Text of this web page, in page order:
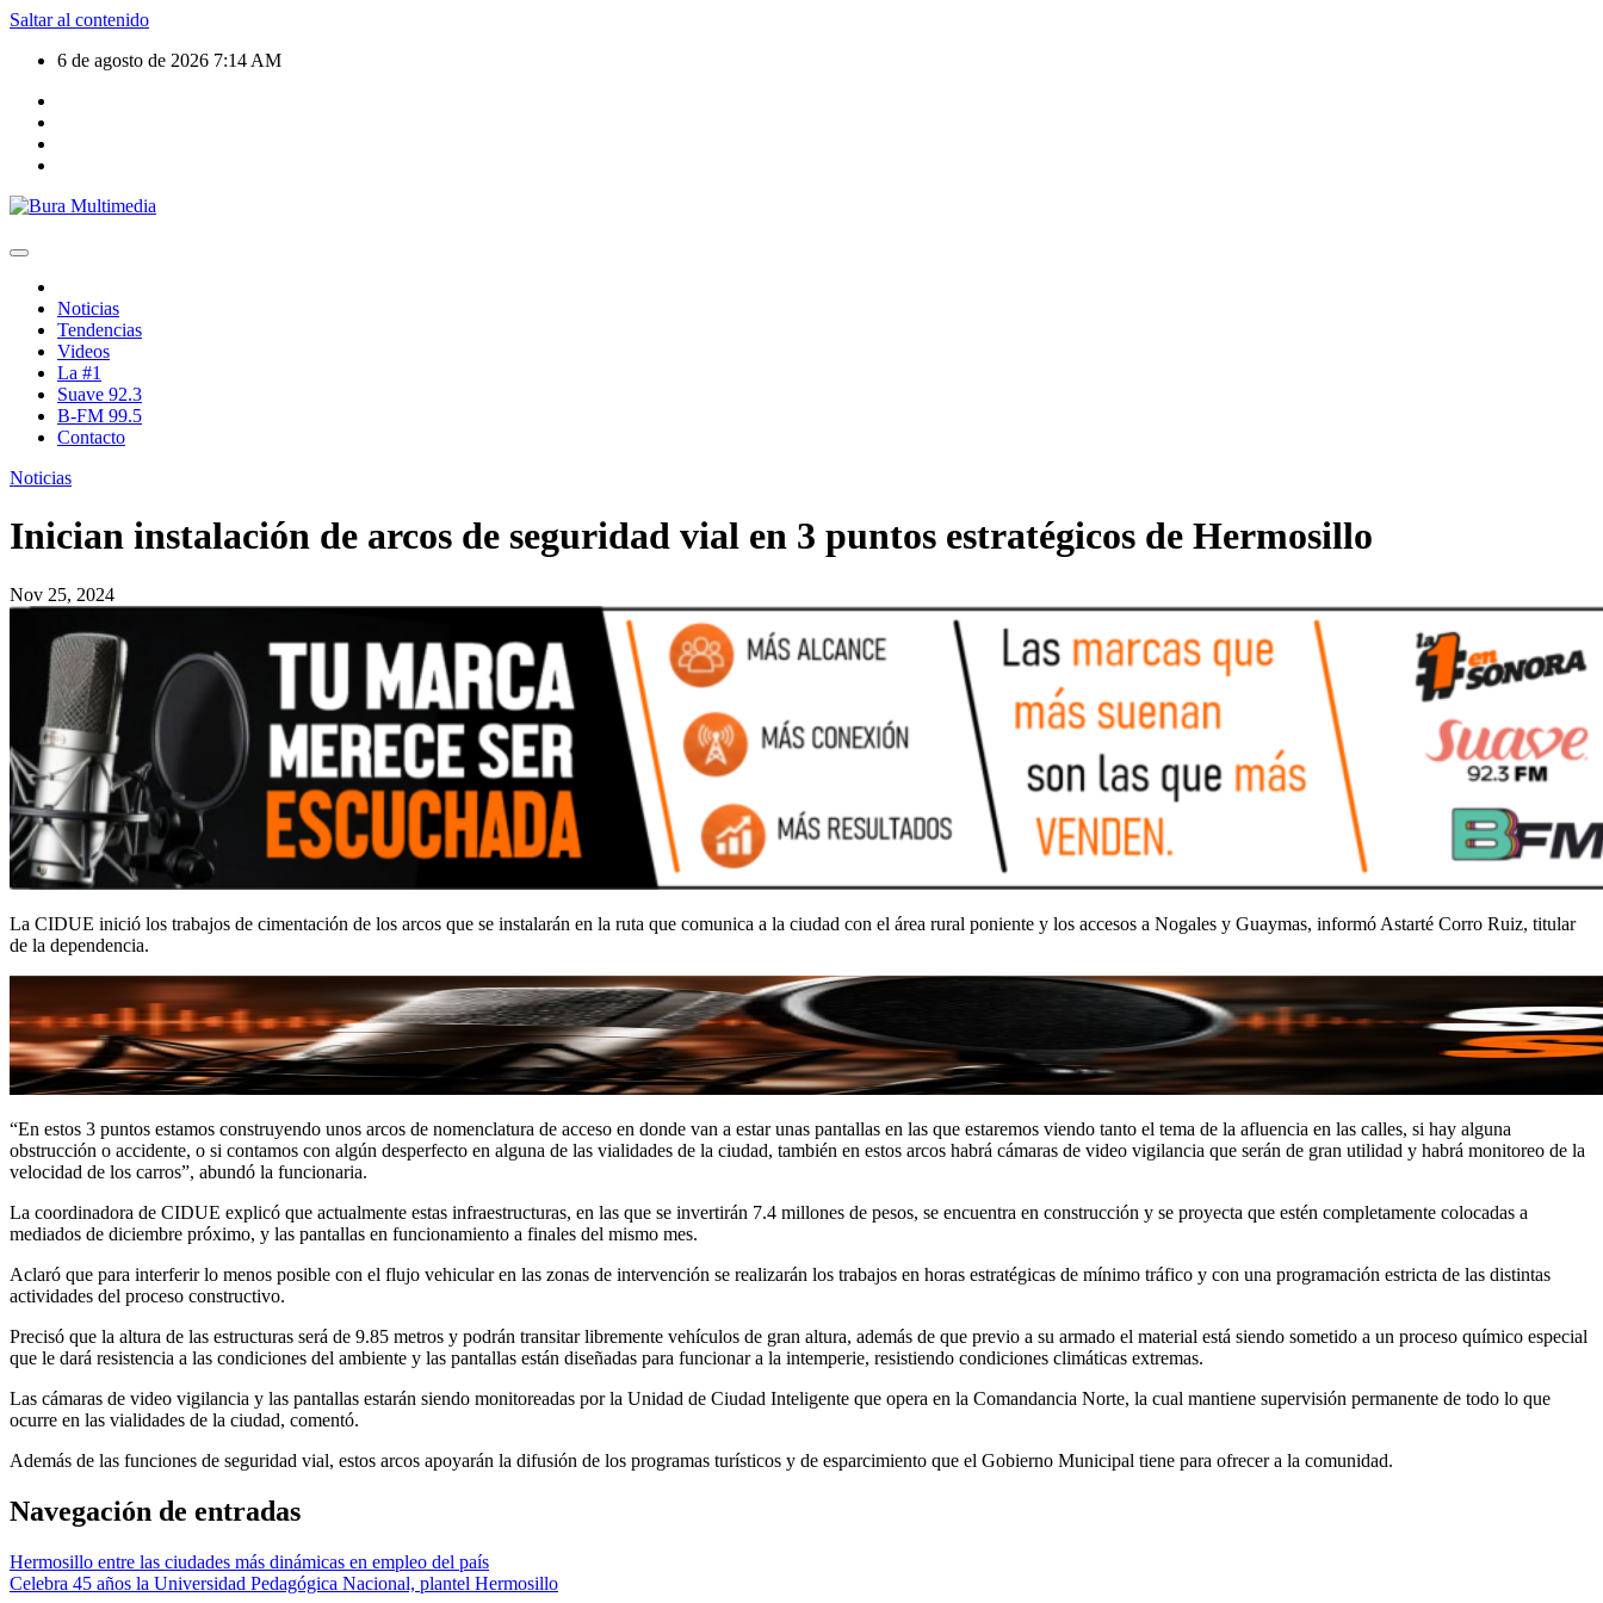
Saltar al contenido
6 de agosto de 2026 7:14 AM
Noticias
Tendencias
Videos
La #1
Suave 92.3
B-FM 99.5
Contacto
Noticias
Inician instalación de arcos de seguridad vial en 3 puntos estratégicos de Hermosillo
Nov 25, 2024
La CIDUE inició los trabajos de cimentación de los arcos que se instalarán en la ruta que comunica a la ciudad con el área rural poniente y los accesos a Nogales y Guaymas, informó Astarté Corro Ruiz, titular
de la dependencia.
“En estos 3 puntos estamos construyendo unos arcos de nomenclatura de acceso en donde van a estar unas pantallas en las que estaremos viendo tanto el tema de la afluencia en las calles, si hay alguna
obstrucción o accidente, o si contamos con algún desperfecto en alguna de las vialidades de la ciudad, también en estos arcos habrá cámaras de video vigilancia que serán de gran utilidad y habrá monitoreo de la
velocidad de los carros”, abundó la funcionaria.
La coordinadora de CIDUE explicó que actualmente estas infraestructuras, en las que se invertirán 7.4 millones de pesos, se encuentra en construcción y se proyecta que estén completamente colocadas a
mediados de diciembre próximo, y las pantallas en funcionamiento a finales del mismo mes.
Aclaró que para interferir lo menos posible con el flujo vehicular en las zonas de intervención se realizarán los trabajos en horas estratégicas de mínimo tráfico y con una programación estricta de las distintas
actividades del proceso constructivo.
Precisó que la altura de las estructuras será de 9.85 metros y podrán transitar libremente vehículos de gran altura, además de que previo a su armado el material está siendo sometido a un proceso químico especial
que le dará resistencia a las condiciones del ambiente y las pantallas están diseñadas para funcionar a la intemperie, resistiendo condiciones climáticas extremas.
Las cámaras de video vigilancia y las pantallas estarán siendo monitoreadas por la Unidad de Ciudad Inteligente que opera en la Comandancia Norte, la cual mantiene supervisión permanente de todo lo que
ocurre en las vialidades de la ciudad, comentó.
Además de las funciones de seguridad vial, estos arcos apoyarán la difusión de los programas turísticos y de esparcimiento que el Gobierno Municipal tiene para ofrecer a la comunidad.
Navegación de entradas
Hermosillo entre las ciudades más dinámicas en empleo del país
Celebra 45 años la Universidad Pedagógica Nacional, plantel Hermosillo